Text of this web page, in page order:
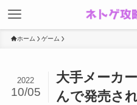
ホーム ゲーム
大手メーカ
んで発売さ
2022
10/05